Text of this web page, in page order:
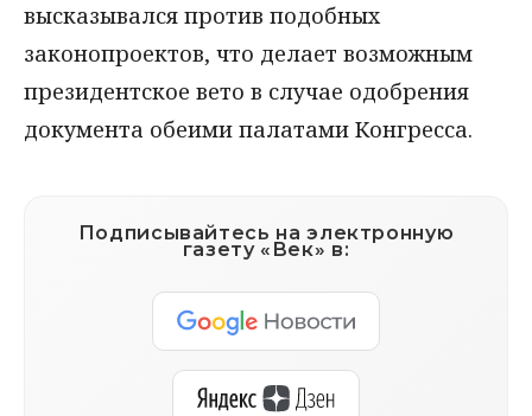
высказывался против подобных
законопроектов, что делает возможным
президентское вето в случае одобрения
документа обеими палатами Конгресса.
Подписывайтесь на электронную
газету «Век» в: